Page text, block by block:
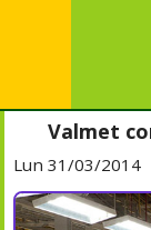
Valmet
Lun 31/03/